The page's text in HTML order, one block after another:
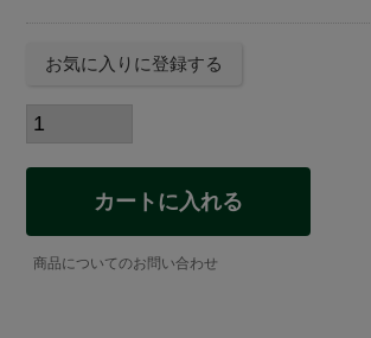
お気に入りに登録する
カートに入れる
商品についてのお問い合わせ